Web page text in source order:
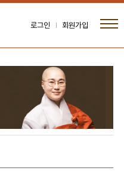
로그인 회원가입